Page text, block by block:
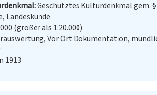
Geschütztes Kulturdenkmal gem.
Landeskunde
(größer als 1:20.000)
Vor Ort Dokumentation,
1913